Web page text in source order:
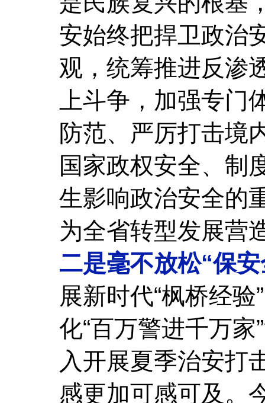
安始终把捍卫政治
观，统筹推进反渗
上斗争，加强专
防范、严厉打击境
国家政权安全、制
生影响政治安全的
为全省转型发展营
二是毫不放松“保
展新时代“枫桥经
化“百万警进千万
入开展夏季治安打
感更加可感可及。